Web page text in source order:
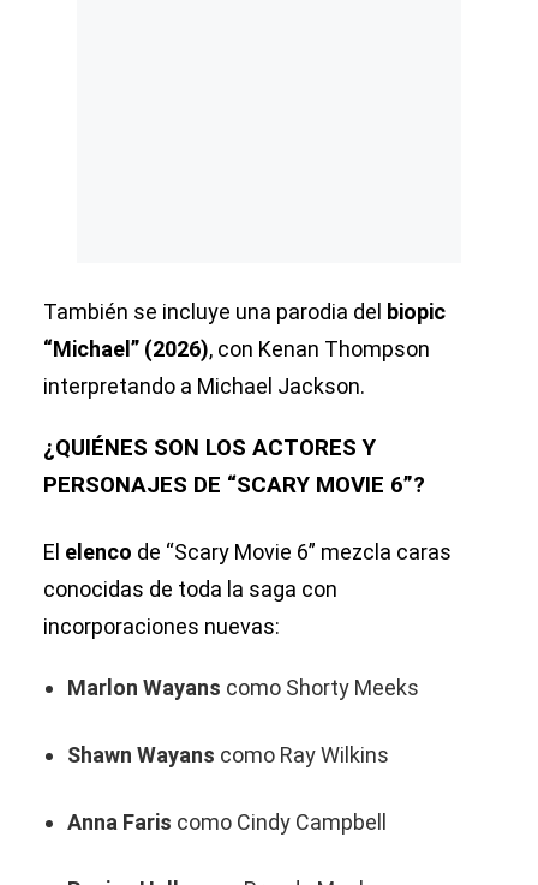
También se incluye una parodia del biopic
“Michael” (2026), con Kenan Thompson
interpretando a Michael Jackson.
¿QUIÉNES SON LOS ACTORES Y
PERSONAJES DE “SCARY MOVIE 6”?
El elenco de “Scary Movie 6” mezcla caras
conocidas de toda la saga con
incorporaciones nuevas:
Marlon Wayans como Shorty Meeks
Shawn Wayans como Ray Wilkins
Anna Faris como Cindy Campbell